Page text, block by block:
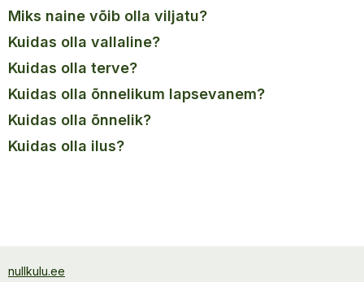
miks naine võib olla viljatu?
kuidas olla vallaline?
kuidas olla terve?
kuidas olla õnnelikum lapsevanem?
kuidas olla õnnelik?
kuidas olla ilus?
nullkulu.ee